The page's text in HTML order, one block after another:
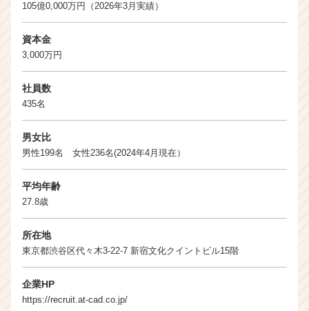
105億0,000万円（2026年3月実績）
資本金
3,000万円
社員数
435名
男女比
男性199名 女性236名(2024年4月現在）
平均年齢
27.8歳
所在地
東京都渋谷区代々木3-22-7 新宿文化クイントビル15階
企業HP
https://recruit.at-cad.co.jp/